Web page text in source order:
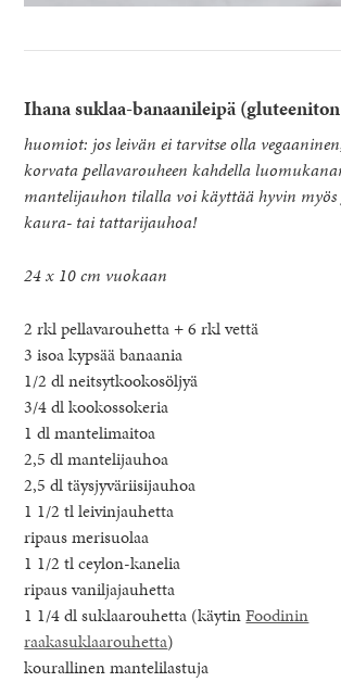
Ihana suklaa-banaanileipä
huomiot: jos leivän ei tarvitse olla
korvata pellavarouheen kahdella
mantelijauhon tilalla voi käyttää hyvin
kaura- tai tattarijauhoa!
24 x 10 cm vuokaan
2 rkl pellavarouhetta + 6 rkl vettä
3 isoa kypsää banaania
1/2 dl neitsytkookosöljyä
3/4 dl kookossokeria
1 dl mantelimaitoa
2,5 dl mantelijauhoa
2,5 dl täysjyväriisijauhoa
1 1/2 tl leivinjauhetta
ripaus merisuolaa
1 1/2 tl ceylon-kanelia
ripaus vaniljajauhetta
1 1/4 dl suklaarouhetta (käytinFoodinin
raakasuklaarouhetta)
kourallinen mantelilastuja